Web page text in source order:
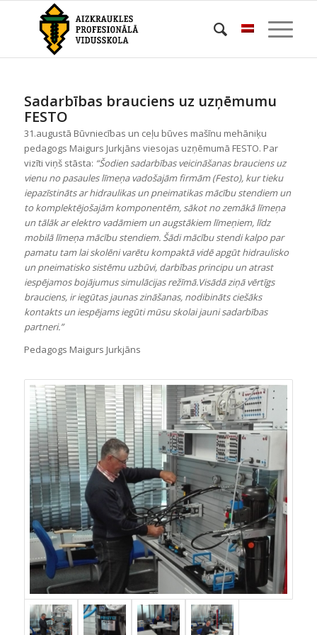
Sadarbības brauciens uz uzņēmumu
FESTO
31.augustā Būvniecības un ceļu būves mašīnu mehāniķu
pedagogs Maigurs Jurkjāns viesojas uzņēmumā FESTO. Par
vizīti viņš stāsta: “Šodien sadarbības veicināšanas brauciens uz
vienu no pasaules līmeņa vadošajām firmām (Festo), kur tieku
iepazīstināts ar hidraulikas un pneimatikas mācību stendiem un
to komplektējošajām komponentēm, sākot no zemākā līmeņa
un tālāk ar elektro vadāmiem un augstākiem līmeņiem, līdz
mobilā līmeņa mācību stendiem. Šādi mācību stendi kalpo par
pamatu tam lai skolēni varētu kompaktā vidē apgūt hidraulisko
un pneimatisko sistēmu uzbūvi, darbības principu un atrast
iespējamos bojājumus simulācijas režīmā.Visādā ziņā vērtīgs
brauciens, ir iegūtas jaunas zināšanas, nodibināts ciešāks
kontakts un iespējams iegūti mūsu skolai jauni sadarbības
partneri.”
Pedagogs Maigurs Jurkjāns